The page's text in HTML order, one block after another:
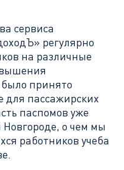
сервиса
регулярно
на различные
принято
для пассажирских
паспомов уже
о чем мы
работников учеба